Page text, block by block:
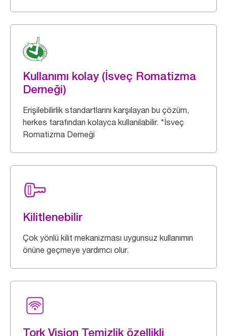
Kullanımı kolay (İsveç Romatizma
Derneği)
Erişilebilirlik standartlarını karşılayan bu çözüm,
herkes tarafından kolayca kullanılabilir. *İsveç
Romatizma Derneği
Kilitlenebilir
Çok yönlü kilit mekanizması uygunsuz kullanımın
önüne geçmeye yardımcı olur.
Tork Vision Temizlik özellikli